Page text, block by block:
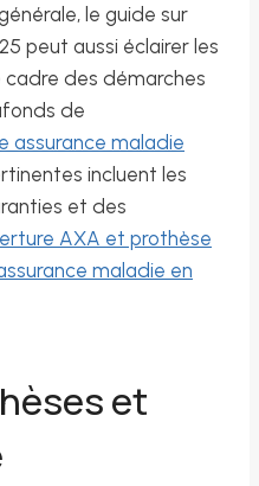
le guide sur
peut aussi éclairer les
des démarches
de
assurance maladie
incluent les
et des
AXA et prothèse
maladie en
et